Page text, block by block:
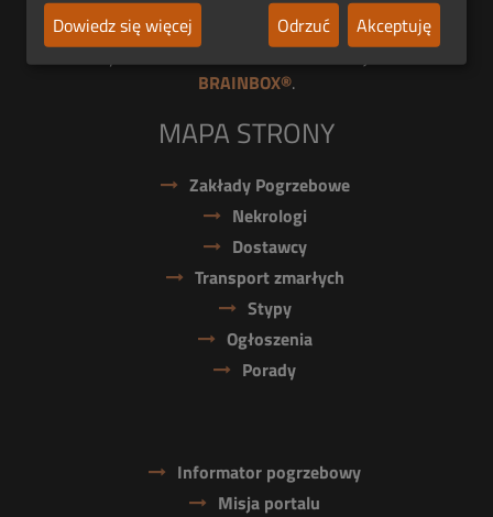
Prawnym właścicielem Portalu FUNER®jest firma
BRAINBOX®.
MAPA STRONY
Zakłady Pogrzebowe
Nekrologi
Dostawcy
Transport zmarłych
Stypy
Ogłoszenia
Porady
Informator pogrzebowy
Misja portalu
Dowiedz się więcej
Odrzuć Akceptuję